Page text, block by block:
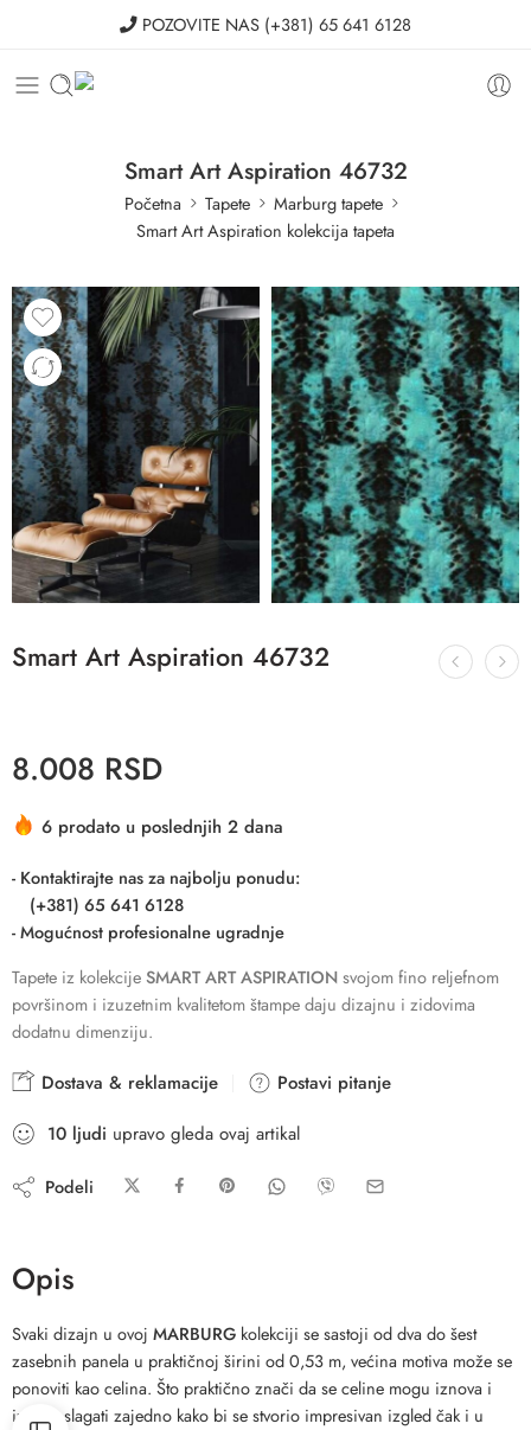
POZOVITE NAS (+381) 65 641 6128
Smart Art Aspiration 46732
Početna Tapete
Marburg tapete
Smart Art Aspiration kolekcija tapeta
Smart Art Aspiration 46732
8.008 RSD
6 prodato u poslednjih 2 dana
- Kontaktirajte nas za najbolju ponudu:
(+381) 65 641 6128
- Mogućnost profesionalne ugradnje
Tapete iz kolekcijeSMART ART ASPIRATIONsvojom fino reljefnom
površinom i izuzetnim kvalitetom štampe daju dizajnu i zidovima
dodatnu dimenziju.
Dostava & reklamacije
Postavi pitanje
10 ljudi upravo gleda ovaj artikal
Podeli
Opis
Svaki dizajn u ovoj MARBURG kolekciji se sastoji od dva do šest
zasebnih panela u praktičnoj širini od 0,53 m, većina motiva može se
ponoviti kao celina. Što praktično znači da se celine mogu iznova i
iznova slagati zajedno kako bi se stvorio impresivan izgled čak i u